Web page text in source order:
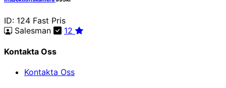
ID: 124 Fast Pris
Salesman
12
Kontakta Oss
Kontakta Oss